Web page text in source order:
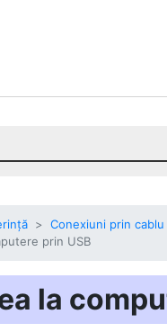
Conexiuni prin
prin USB
la